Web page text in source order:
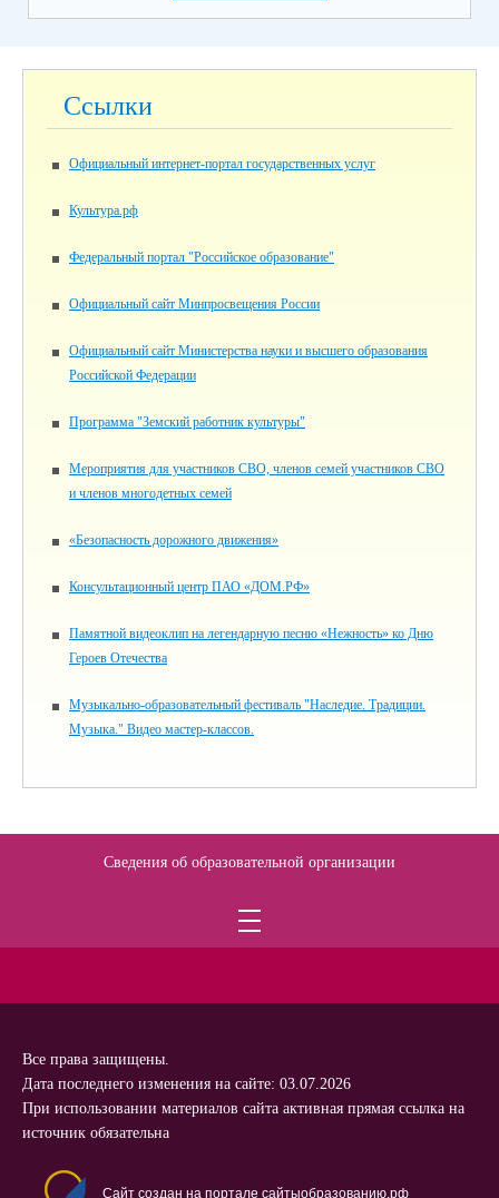
Ссылки
Официальный интернет-портал государственных услуг
Культура.рф
Федеральный портал "Российское образование"
Официальный сайт Минпросвещения России
Официальный сайт Министерства науки и высшего образования
Российской Федерации
Программа "Земский работник культуры"
Мероприятия для участников СВО, членов семей участников СВО
и членов многодетных семей
«Безопасность дорожного движения»
Консультационный центр ПАО «ДОМ.РФ»
Памятной видеоклип на легендарную песню «Нежность» ко Дню
Героев Отечества
Музыкально-образовательный фестиваль "Наследие. Традиции.
Музыка." Видео мастер-классов.
Сведения об образовательной организации
Все права защищены.
Дата последнего изменения на сайте: 03.07.2026
При использовании материалов сайта активная прямая ссылка на
источник обязательна
Сайт создан на портале сайтыобразованию.рф